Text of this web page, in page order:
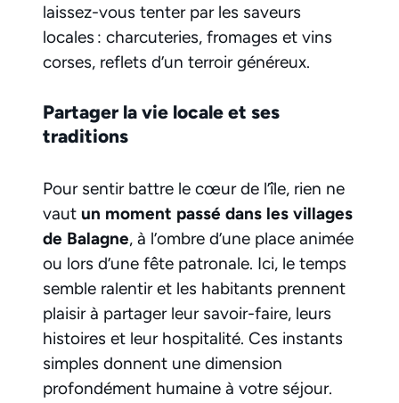
laissez-vous tenter par les saveurs
locales : charcuteries, fromages et vins
corses, reflets d’un terroir généreux.
Partager la vie locale et ses
traditions
Pour sentir battre le cœur de l’île, rien ne
vaut un moment passé dans les villages
de Balagne, à l’ombre d’une place animée
ou lors d’une fête patronale. Ici, le temps
semble ralentir et les habitants prennent
plaisir à partager leur savoir-faire, leurs
histoires et leur hospitalité. Ces instants
simples donnent une dimension
profondément humaine à votre séjour.